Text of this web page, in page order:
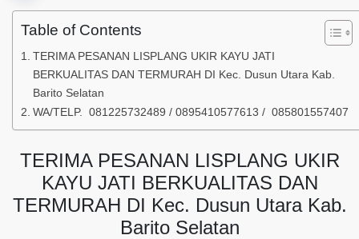
Table of Contents
TERIMA PESANAN LISPLANG UKIR KAYU JATI
BERKUALITAS DAN TERMURAH DI Kec. Dusun Utara Kab.
Barito Selatan
WA/TELP. 081225732489 / 0895410577613 / 085801557407
TERIMA PESANAN LISPLANG UKIR
KAYU JATI BERKUALITAS DAN
TERMURAH DI Kec. Dusun Utara Kab.
Barito Selatan